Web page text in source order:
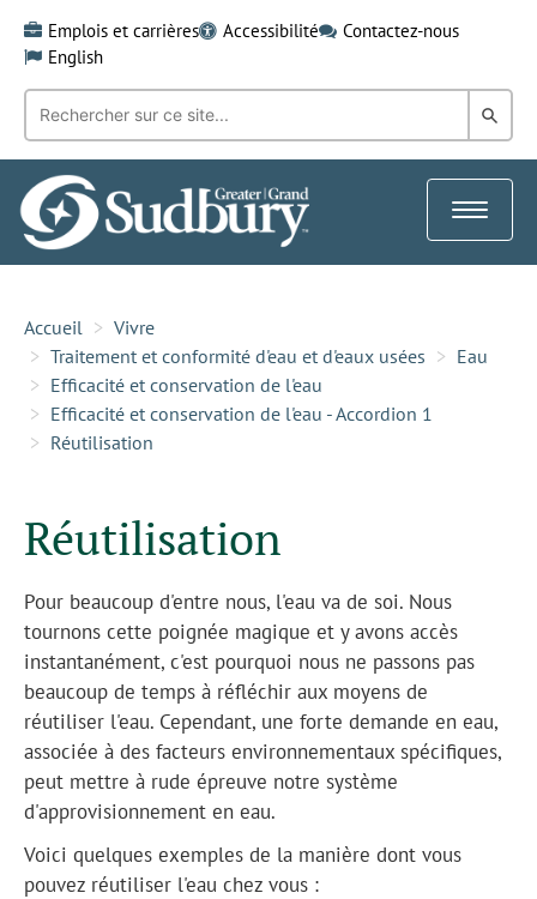
content
Emplois et carrières Accessibilité
Contactez-nous
English
Recherche
mot-
clé:
dans
Toggle
Accueil
Vivre
Traitement et conformité d'eau et d'eaux usées
Eau
Efficacité et conservation de l'eau
Efficacité et conservation de l'eau - Accordion 1
Réutilisation
Réutilisation
Pour beaucoup d'entre nous, l'eau va de soi. Nous
tournons cette poignée magique et y avons accès
instantanément, c'est pourquoi nous ne passons pas
beaucoup de temps à réfléchir aux moyens de
réutiliser l'eau. Cependant, une forte demande en eau,
associée à des facteurs environnementaux spécifiques,
peut mettre à rude épreuve notre système
d'approvisionnement en eau.
Voici quelques exemples de la manière dont vous
pouvez réutiliser l'eau chez vous :